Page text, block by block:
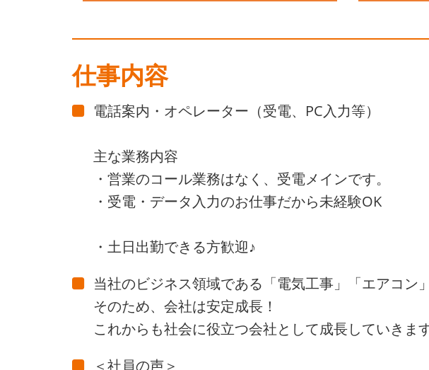
仕事内容
電話案内・オペレーター（受電、PC入力等）
主な業務内容
・営業のコール業務はなく、受電メインです。
・受電・データ入力のお仕事だから未経験OK
・土日出勤できる方歓迎♪
当社のビジネス領域である「電気工事」「エアコン
そのため、会社は安定成長！
これからも社会に役立つ会社として成長していきます
＜社員の声＞